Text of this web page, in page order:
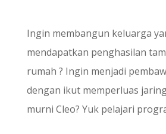
Ingin membangun keluarga
mendapatkan penghasilan
rumah ? Ingin menjadi
dengan ikut memperluas
murni Cleo? Yuk pelajari